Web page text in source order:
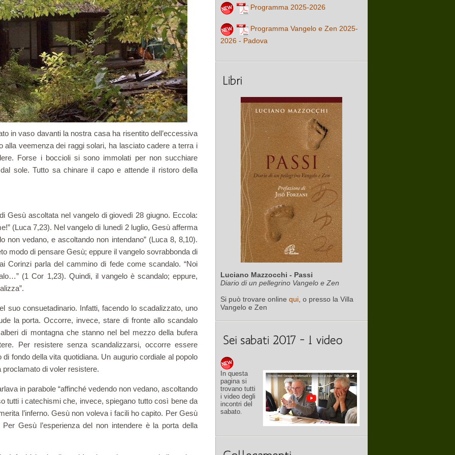
in vaso davanti la nostra casa ha risentito dell’eccessiva
alla veemenza dei raggi solari, ha lasciato cadere a terra i
Forse i boccioli si sono immolati per non succhiare
sole. Tutto sa chinare il capo e attende il ristoro della
Gesù ascoltata nel vangelo di giovedì 28 giugno. Eccola:
(Luca 7,23). Nel vangelo di lunedì 2 luglio, Gesù afferma
non vedano, e ascoltando non intendano” (Luca 8, 8,10).
modo di pensare Gesù; eppure il vangelo sovrabbonda di
Corinzi parla del cammino di fede come scandalo. “Noi
(1 Cor 1,23). Quindi, il vangelo è scandalo; eppure,
suo consuetadinario. Infatti, facendo lo scadalizzato, uno
la porta. Occorre, invece, stare di fronte allo scandalo
di montagna che stanno nel bel mezzo della bufera
Per resistere senza scandalizzarsi, occorre essere
fondo della vita quotidiana. Un augurio cordiale al popolo
di voler resistere.
in parabole “affinché vedendo non vedano, ascoltando
tutti i catechismi che, invece, spiegano tutto così bene da
l’inferno. Gesù non voleva i facili ho capito. Per Gesù
Gesù l’esperienza del non intendere è la porta della
Programma 2025-2026
Programma Vangelo e Zen 2025-
2026 - Padova
Luciano Mazzocchi - Passi
Diario di un pellegrino Vangelo e Zen
Si può trovare online qui , o presso la Villa
Vangelo e Zen
In questa
pagina si
trovano tutti
i video degli
incontri del
sabato.